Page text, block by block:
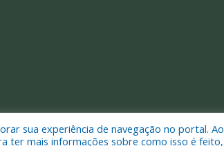
reservados a Prefeitura Municipal de Limoeiro do
sua experiência de navegação no portal.
ter mais informações sobre como isso é